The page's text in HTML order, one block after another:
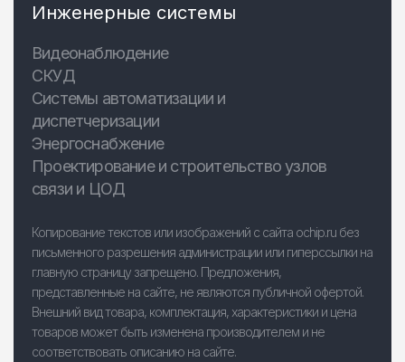
Инженерные системы
Видеонаблюдение
СКУД
Системы автоматизации и
диспетчеризации
Энергоснабжение
Проектирование и строительство узлов
связи и ЦОД
Копирование текстов или изображений с сайта ochip.ru без
письменного разрешения администрации или гиперссылки на
главную страницу запрещено. Предложения,
представленные на сайте, не являются публичной офертой.
Внешний вид товара, комплектация, характеристики и цена
товаров может быть изменена производителем и не
соответствовать описанию на сайте.